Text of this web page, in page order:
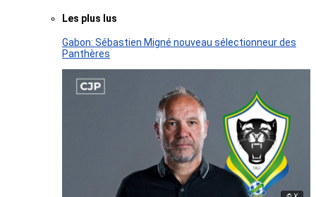
Les plus lus
Gabon: Sébastien Migné nouveau sélectionneur des
Panthères